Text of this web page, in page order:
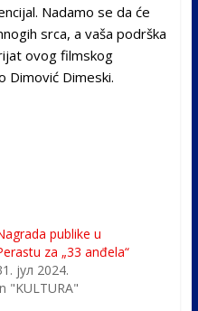
Nadamo se da će
srca, a vaša podrška
ovog filmskog
Dimović Dimeski.
publike u
za „33 anđela“
јул 2024.
"KULTURA"